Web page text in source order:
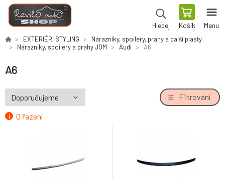
Hledej Košík Menu
EXTERIÉR, STYLING
Nárazníky, spoilery, prahy a další plasty
Nárazníky, spoilery a prahy JOM
Audi A6
A6
O řazení
Filtrování